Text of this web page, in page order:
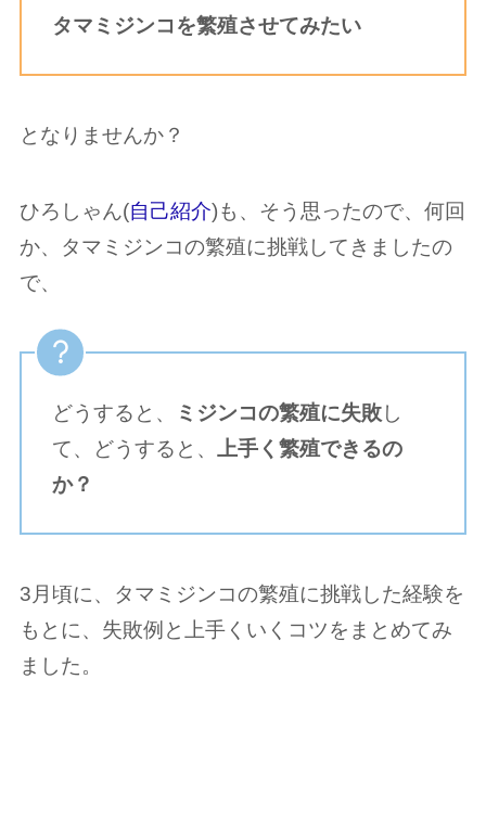
タマミジンコを繁殖させてみたい
となりませんか？
ひろしゃん(自己紹介)も、そう思ったので、何回
か、タマミジンコの繁殖に挑戦してきましたの
で、
どうすると、 ミジンコの繁殖に失敗し
て、どうすると、
上手く繁殖できるの
か？
3月頃に、タマミジンコの繁殖に挑戦した経験を
もとに、失敗例と上手くいくコツをまとめてみ
ました。